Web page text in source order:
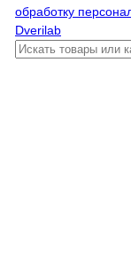
обработку
Dverilab